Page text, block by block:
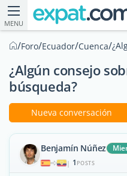
MENU
/Foro/Ecuador/Cuenca/
¿Algún consejo
búsqueda?
Nueva conversación
Benjamín Núñez
| 1 POSTS